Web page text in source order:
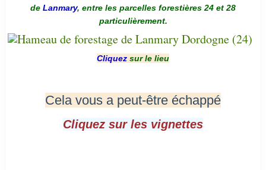
de Lanmary, entre les parcelles forestières 24 et 28
particulièrement.
Cliquez sur le lieu
Cela vous a peut-être échappé
Cliquez sur les vignettes